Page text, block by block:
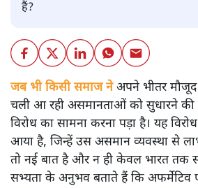
हैं?
जब भी किसी समाज नेअपने भीतर मौजूद
चली आ रही असमानताओं को सुधारने
विरोध का सामना करना पड़ा है। यह
आया है, जिन्हें उस असमान व्यवस्था से
तो नई बात है और न ही केवल भारत तक
सभ्यता के अनुभव बताते हैं कि अफर्मेटिव